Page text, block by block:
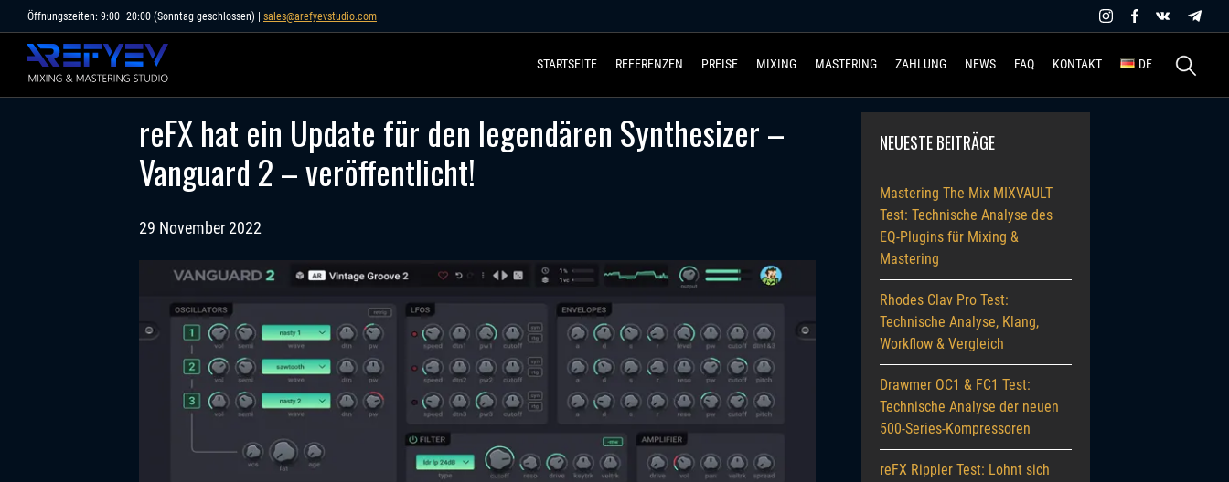
to
content
Öffnungszeiten: 9:00–20:00 (Sonntag geschlossen) | sales@arefyevstudio.com
STARTSEITE REFERENZEN PREISE MIXING MASTERING ZAHLUNG NEWS FAQ KONTAKT DE
Suchen
nach:
reFX hat ein Update für den legendären Synthesizer –
Vanguard 2 – veröffentlicht!
29 November 2022
NEUESTE BEITRÄGE
Mastering The Mix MIXVAULT
Test: Technische Analyse des
EQ-Plugins für Mixing &
Mastering
Rhodes Clav Pro Test:
Technische Analyse, Klang,
Workflow & Vergleich
Drawmer OC1 & FC1 Test:
Technische Analyse der neuen
500-Series-Kompressoren
reFX Rippler Test: Lohnt sich